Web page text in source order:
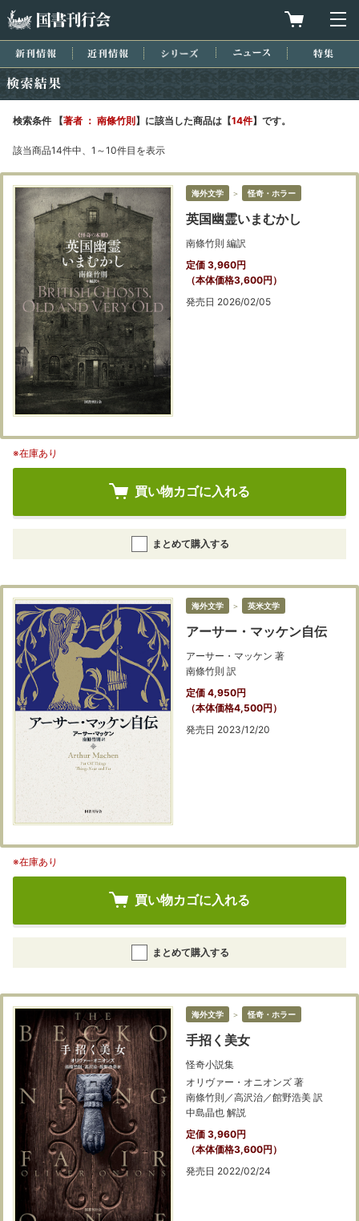
買物カゴを
新刊情報 近刊情報 シリーズ ニュース
検索条件 【著者 ： 南條竹則 】に該当した商品は【14件】です。
該当商品14件中、1～10件目を表示
海外文学 ＞ 怪奇・ホラー
英国幽霊いまむかし
南條竹則 編訳
定価 3,960円
（本体価格3,600円）
発売日 2026/02/05
※在庫あり
買い物カゴに入れる
まとめて購入する
海外文学 ＞ 英米文学
アーサー・マッケン自伝
アーサー・マッケン 著
南條竹則 訳
定価 4,950円
（本体価格4,500円）
発売日 2023/12/20
※在庫あり
買い物カゴに入れる
まとめて購入する
海外文学 ＞ 怪奇・ホラー
手招く美女
怪奇小説集
オリヴァー・オニオンズ 著
南條竹則／高沢治／館野浩美 訳
中島晶也 解説
定価 3,960円
（本体価格3,600円）
発売日 2022/02/24